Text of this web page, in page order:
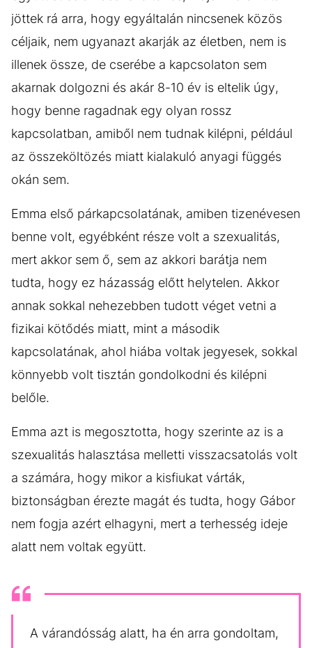
jöttek rá arra, hogy egyáltalán nincsenek közös
céljaik, nem ugyanazt akarják az életben, nem is
illenek össze, de cserébe a kapcsolaton sem
akarnak dolgozni és akár 8-10 év is eltelik úgy,
hogy benne ragadnak egy olyan rossz
kapcsolatban, amiből nem tudnak kilépni, például
az összeköltözés miatt kialakuló anyagi függés
okán sem.
Emma első párkapcsolatának, amiben tizenévesen
benne volt, egyébként része volt a szexualitás,
mert akkor sem ő, sem az akkori barátja nem
tudta, hogy ez házasság előtt helytelen. Akkor
annak sokkal nehezebben tudott véget vetni a
fizikai kötődés miatt, mint a második
kapcsolatának, ahol hiába voltak jegyesek, sokkal
könnyebb volt tisztán gondolkodni és kilépni
belőle.
Emma azt is megosztotta, hogy szerinte az is a
szexualitás halasztása melletti visszacsatolás volt
a számára, hogy mikor a kisfiukat várták,
biztonságban érezte magát és tudta, hogy Gábor
nem fogja azért elhagyni, mert a terhesség ideje
alatt nem voltak együtt.
A várandósság alatt, ha én arra gondoltam,